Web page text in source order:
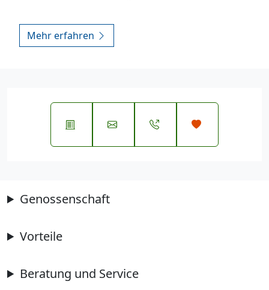
Mehr erfahren
Genossenschaft
Vorteile
Beratung und Service